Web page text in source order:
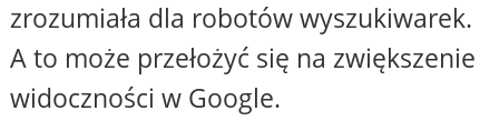
zrozumiała dla robotów wyszukiwarek.
A to może przełożyć się na zwiększenie
widoczności w Google.